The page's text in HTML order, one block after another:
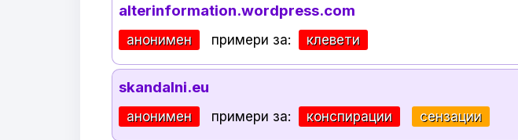
alterinformation.wordpress.com
анонимен примери за: клевети
skandalni.eu
анонимен примери за: конспирации сензации